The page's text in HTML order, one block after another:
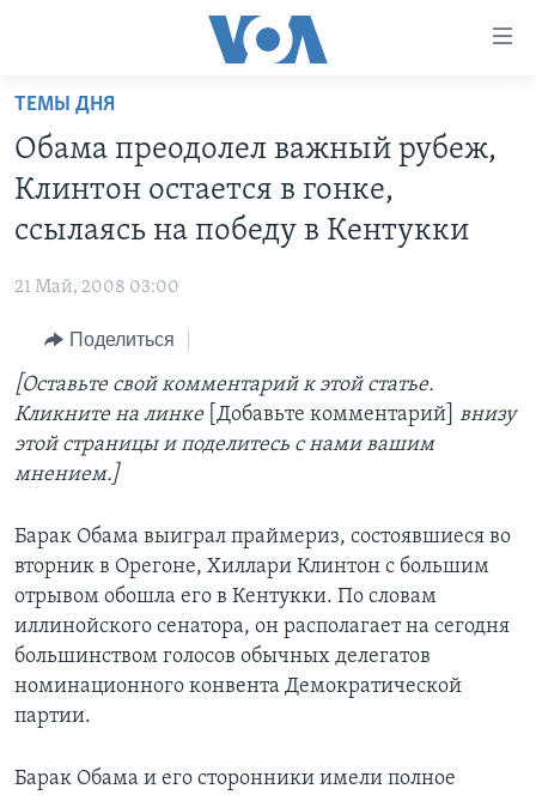
Перейти
основной
контент
основной
Перейти
поиск
ГЛАВНОЕ
ПРОГРАММЫ
ИТОГИ
ПОЧЕМУ ЭТО ВАЖНО?
ДИСКУССИЯ VOA
НЬЮ-ЙОРК NEW YORK
НАША АМЕРИКАНСКАЯ ИСТОРИЯ
А КАК В АМЕРИКЕ?
АРТЕФАКТЫ
АМЕРИКАНСКИЕ ГОРОДКИ
ТЕСТЫ
ИНТЕРВЬЮ
ФАКТЫ ПРОТИВ ФЕЙКОВ
ЗА СВОБОДУ ПРЕССЫ
УЧИМ АНГЛИЙСКИЙ
ВИДЕО
Learning English
СОЦИАЛЬНЫЕ СЕТИ
ТЕМЫ ДНЯ
Обама преодолел важный рубеж,
Клинтон остается в гонке,
ссылаясь на победу в Кентукки
21 Май, 2008 03:00
Поделиться
[Оставьте свой комментарий к этой статье.
Кликните на линке [Добавьте комментарий] внизу
этой страницы и поделитесь с нами вашим
мнением.]
Барак Обама выиграл праймериз, состоявшиеся во
вторник в Орегоне, Хиллари Клинтон с большим
отрывом обошла его в Кентукки. По словам
иллинойского сенатора, он располагает на сегодня
большинством голосов обычных делегатов
номинационного конвента Демократической
партии.
Барак Обама и его сторонники имели полное